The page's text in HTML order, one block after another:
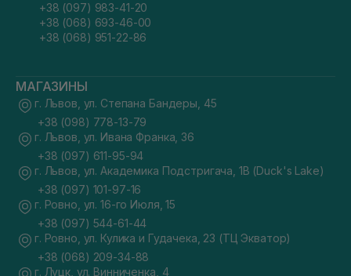
+38 (097) 983-41-20
+38 (068) 693-46-00
+38 (068) 951-22-86
МАГАЗИНЫ
г. Львов, ул. Степана Бандеры, 45
+38 (098) 778-13-79
г. Львов, ул. Ивана Франка, 36
+38 (097) 611-95-94
г. Львов, ул. Академика Подстригача, 1В (Duck's Lake)
+38 (097) 101-97-16
г. Ровно, ул. 16-го Июля, 15
+38 (097) 544-61-44
г. Ровно, ул. Кулика и Гудачека, 23 (ТЦ Экватор)
+38 (068) 209-34-88
г. Луцк, ул. Винниченка, 4